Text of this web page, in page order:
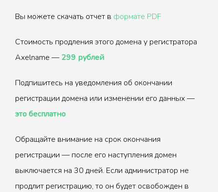
Вы можете скачать отчет в формате PDF
Стоимость продления этого домена у регистратора
Axelname — 299 рублей
Подпишитесь на уведомления об окончании
регистрации домена или изменении его данных —
это бесплатно
Обращайте внимание на срок окончания
регистрации — после его наступления домен
выключается на 30 дней. Если администратор не
продлит регистрацию, то он будет освобожден в